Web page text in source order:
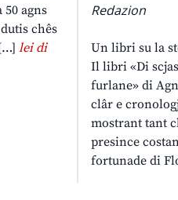
agns
chês
lei di
Redazion
Un libri su la
Il libri «Di
furlane» di
clâr e
mostrant tant
presince
fortunade di